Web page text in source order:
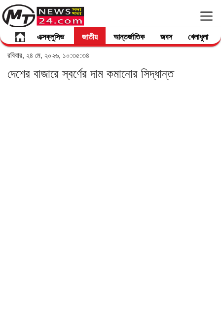
এক্সক্লুসিভ জাতীয় আন্তর্জাতিক জবস খেলাধুলা
রবিবার, ২৪ মে, ২০২৬, ১০:৩৫:৩৪
দেশের বাজারে স্বর্ণের দাম কমানোর সিদ্ধান্ত